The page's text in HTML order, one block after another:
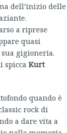
dell’inizio delle
a riprese
quasi
gigioneria.
spicca Kurt
quando è
rock di
a dare vita a